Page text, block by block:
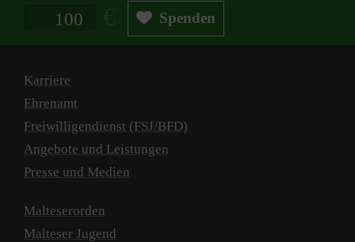
Spendenbetrag in Euro Spenden
Karriere
Ehrenamt
Freiwilligendienst (FSJ/BFD)
Angebote und Leistungen
Presse und Medien
Malteserorden
Malteser Jugend